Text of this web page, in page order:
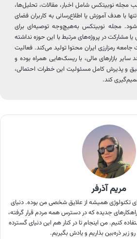
مجله نوبیتکس شامل اخبار، مقالات، تحلیل‌ها،
با هدف آموزش یا اطلاع‌رسانی به کاربران فضای
مجله نوبیتکس به‌هیچ‌وجه توصیه‌ای برای
مشارکت در پروژه‌های مرتبط با این حوزه نداشته
رمزارزی ایران محتوا تولید می‌کند. فعالیت
سایر بازارهای مالی، با ریسک‌هایی همراه بوده و
و پذیرش کامل مسئولیت این خطرات احتمالی،
کند.
مریم آذرفر
تکنولوژی همیشه از علایق شخصی من بوده. دنیای
بلاک‌چین و وب۳ پر از راهکارهای جدیده که در دسترس همه مردم قرار گرفته،
کنیم. من اینجام تا در کنار هم این دنیای گسترده
زیر ذره‌بین بذاریم و یادش بگیریم.